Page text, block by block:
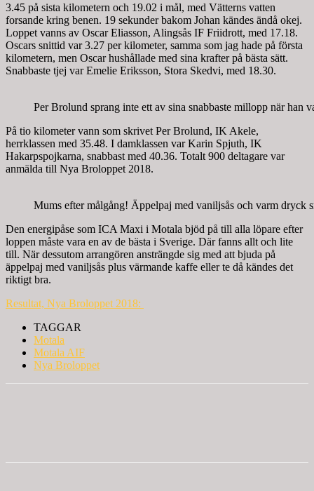
3.45 på sista kilometern och 19.02 i mål, med Vätterns vatten
forsande kring benen. 19 sekunder bakom Johan kändes ändå okej.
Loppet vanns av Oscar Eliasson, Alingsås IF Friidrott, med 17.18.
Oscars snittid var 3.27 per kilometer, samma som jag hade på första
kilometern, men Oscar hushållade med sina krafter på bästa sätt.
Snabbaste tjej var Emelie Eriksson, Stora Skedvi, med 18.30.
Per Brolund sprang inte ett av sina snabbaste millopp när han
På tio kilometer vann som skrivet Per Brolund, IK Akele,
herrklassen med 35.48. I damklassen var Karin Spjuth, IK
Hakarpspojkarna, snabbast med 40.36. Totalt 900 deltagare var
anmälda till Nya Broloppet 2018.
Mums efter målgång! Äppelpaj med vaniljsås och varm dryck
Den energipåse som ICA Maxi i Motala bjöd på till alla löpare efter
loppen måste vara en av de bästa i Sverige. Där fanns allt och lite
till. När dessutom arrangören ansträngde sig med att bjuda på
äppelpaj med vaniljsås plus värmande kaffe eller te då kändes det
riktigt bra.
Resultat, Nya Broloppet 2018:
TAGGAR
Motala
Motala AIF
Nya Broloppet